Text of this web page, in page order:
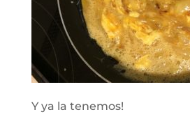
Y ya la tenemos!